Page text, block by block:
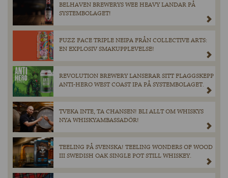
BELHAVEN BREWERYS WEE HEAVY LANDAR PÅ
SYSTEMBOLAGET!
FUZZ FACE TRIPLE NEIPA FRÅN COLLECTIVE ARTS:
EN EXPLOSIV SMAKUPPLEVELSE!
REVOLUTION BREWERY LANSERAR SITT FLAGGSKEPP
ANTI-HERO WEST COAST IPA PÅ SYSTEMBOLAGET.
TVEKA INTE, TA CHANSEN! BLI ALLT OM WHISKYS
NYA WHISKYAMBASSADÖR!
TEELING PÅ SVENSKA! TEELING WONDERS OF WOOD
III SWEDISH OAK SINGLE POT STILL WHISKEY.